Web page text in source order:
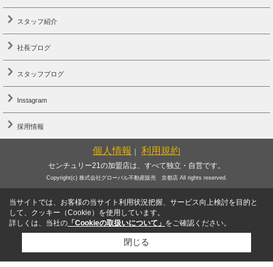
スタッフ紹介
社長ブログ
スタッフブログ
Instagram
採用情報
個人情報 利用規約
センチュリー21の加盟店は、すべて独立・自営です。
Copyright(c) 株式会社グローバル不動産販売 京都店 All rights reserved.
当サイトでは、お客様の当サイト利用状況把握、サービス向上検討を目的と
して、クッキー（Cookie）を使用しています。
詳しくは、当社の 「Cookieの取扱いについて」 をご確認ください。
閉じる